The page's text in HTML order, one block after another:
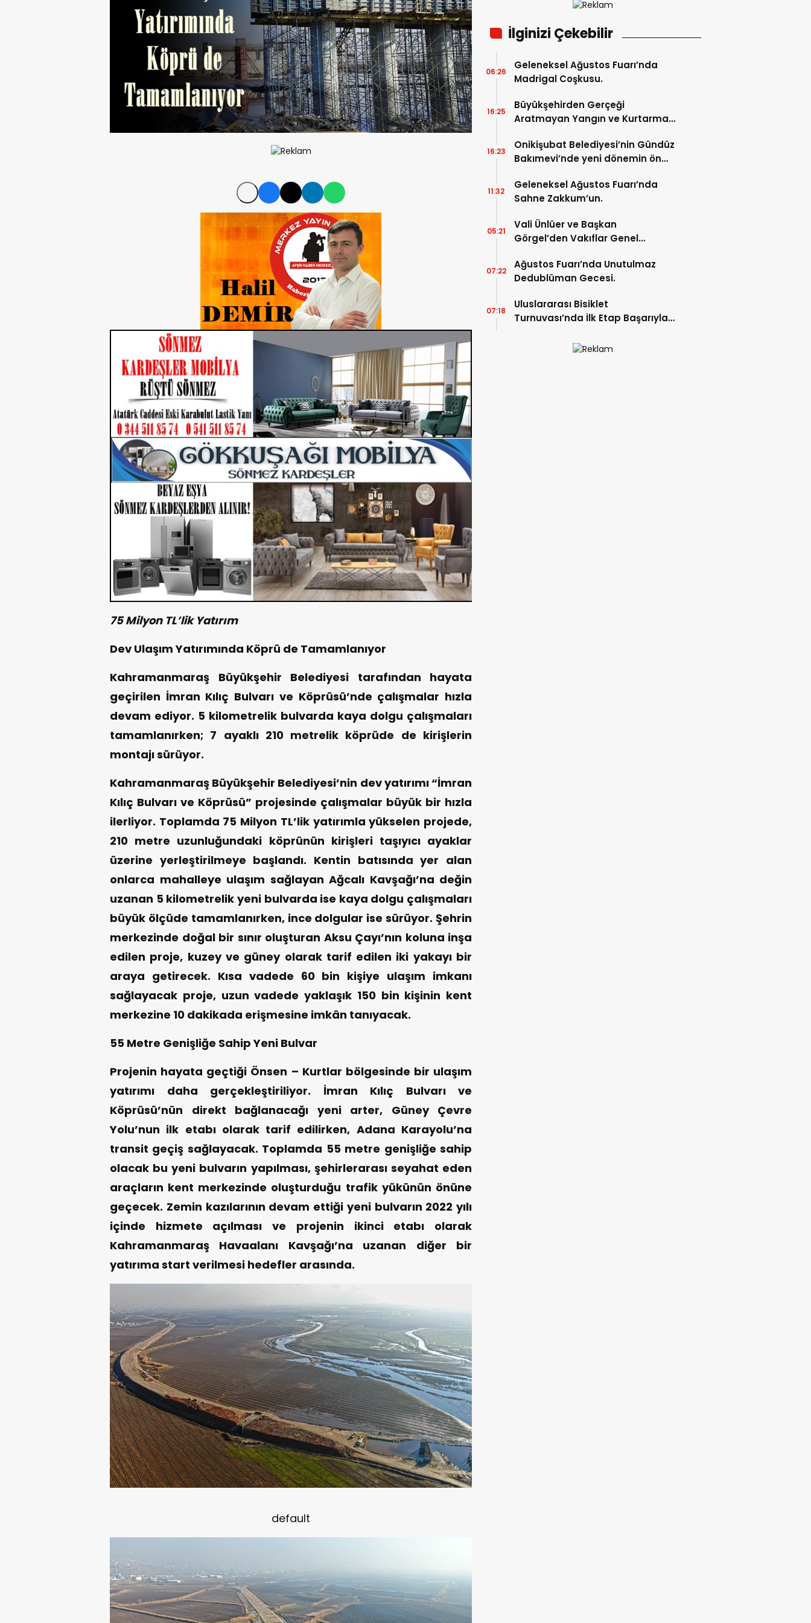
75 Milyon TL’lik Yatırım
Dev Ulaşım Yatırımında Köprü de Tamamlanıyor
Kahramanmaraş Büyükşehir Belediyesi tarafından hayata
geçirilen İmran Kılıç Bulvarı ve Köprüsü’nde çalışmalar hızla
devam ediyor. 5 kilometrelik bulvarda kaya dolgu çalışmaları
tamamlanırken; 7 ayaklı 210 metrelik köprüde de kirişlerin
montajı sürüyor.
Kahramanmaraş Büyükşehir Belediyesi’nin dev yatırımı “İmran
Kılıç Bulvarı ve Köprüsü” projesinde çalışmalar büyük bir hızla
ilerliyor. Toplamda 75 Milyon TL’lik yatırımla yükselen projede,
210 metre uzunluğundaki köprünün kirişleri taşıyıcı ayaklar
üzerine yerleştirilmeye başlandı. Kentin batısında yer alan
onlarca mahalleye ulaşım sağlayan Ağcalı Kavşağı’na değin
uzanan 5 kilometrelik yeni bulvarda ise kaya dolgu çalışmaları
büyük ölçüde tamamlanırken, ince dolgular ise sürüyor. Şehrin
merkezinde doğal bir sınır oluşturan Aksu Çayı’nın koluna inşa
edilen proje, kuzey ve güney olarak tarif edilen iki yakayı bir
araya getirecek. Kısa vadede 60 bin kişiye ulaşım imkanı
sağlayacak proje, uzun vadede yaklaşık 150 bin kişinin kent
merkezine 10 dakikada erişmesine imkân tanıyacak.
55 Metre Genişliğe Sahip Yeni Bulvar
Projenin hayata geçtiği Önsen – Kurtlar bölgesinde bir ulaşım
yatırımı daha gerçekleştiriliyor. İmran Kılıç Bulvarı ve
Köprüsü’nün direkt bağlanacağı yeni arter, Güney Çevre
Yolu’nun ilk etabı olarak tarif edilirken, Adana Karayolu’na
transit geçiş sağlayacak. Toplamda 55 metre genişliğe sahip
olacak bu yeni bulvarın yapılması, şehirlerarası seyahat eden
araçların kent merkezinde oluşturduğu trafik yükünün önüne
geçecek. Zemin kazılarının devam ettiği yeni bulvarın 2022 yılı
içinde hizmete açılması ve projenin ikinci etabı olarak
Kahramanmaraş Havaalanı Kavşağı’na uzanan diğer bir
yatırıma start verilmesi hedefler arasında.
default
İlginizi Çekebilir
Geleneksel Ağustos Fuarı’nda
Madrigal Coşkusu.
06:26
Büyükşehirden Gerçeği
Aratmayan Yangın ve Kurtarma
16:25
Onikişubat Belediyesi’nin Gündüz
Bakımevi’nde yeni dönemin ön
16:23
Geleneksel Ağustos Fuarı’nda
Sahne Zakkum’un.
11:32
Vali Ünlüer ve Başkan
Görgel’den Vakıflar Genel
05:21
Ağustos Fuarı’nda Unutulmaz
Dedublüman Gecesi.
07:22
Uluslararası Bisiklet
Turnuvası’nda İlk Etap Başarıyla
07:18